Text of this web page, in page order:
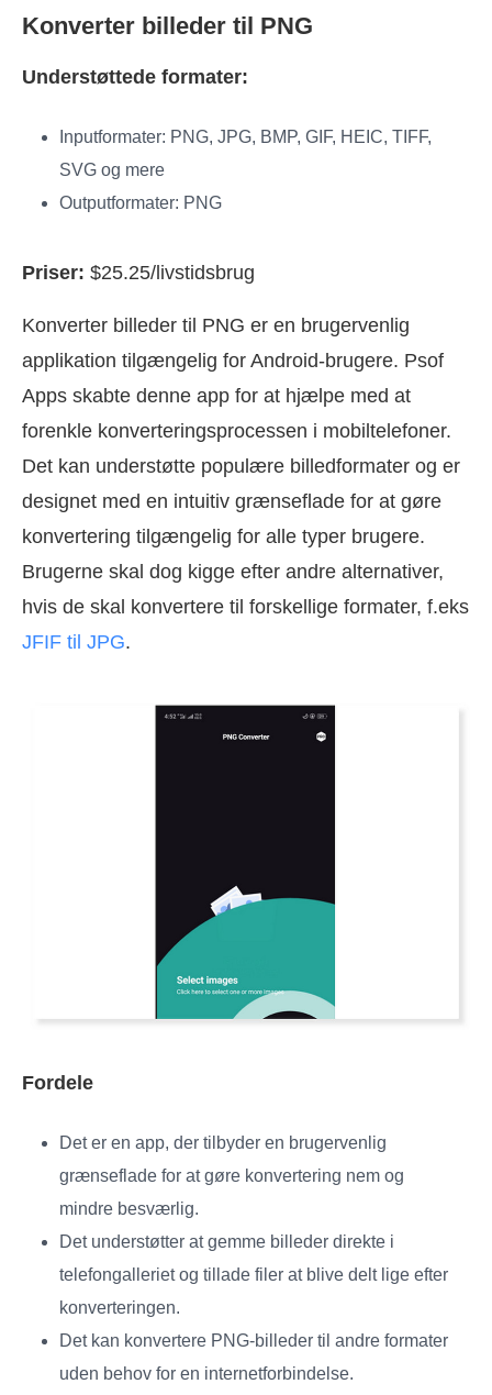
Konverter billeder til PNG
Understøttede formater:
Inputformater: PNG, JPG, BMP, GIF, HEIC, TIFF,
SVG og mere
Outputformater: PNG
Priser: $25.25/livstidsbrug
Konverter billeder til PNG er en brugervenlig
applikation tilgængelig for Android-brugere. Psof
Apps skabte denne app for at hjælpe med at
forenkle konverteringsprocessen i mobiltelefoner.
Det kan understøtte populære billedformater og er
designet med en intuitiv grænseflade for at gøre
konvertering tilgængelig for alle typer brugere.
Brugerne skal dog kigge efter andre alternativer,
hvis de skal konvertere til forskellige formater, f.eks
JFIF til JPG.
Fordele
Det er en app, der tilbyder en brugervenlig
grænseflade for at gøre konvertering nem og
mindre besværlig.
Det understøtter at gemme billeder direkte i
telefongalleriet og tillade filer at blive delt lige efter
konverteringen.
Det kan konvertere PNG-billeder til andre formater
uden behov for en internetforbindelse.